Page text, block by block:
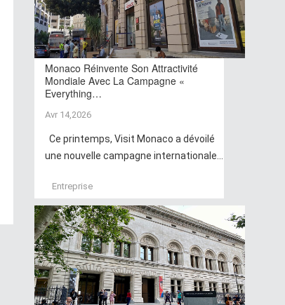
Monaco Réinvente Son Attractivité
Mondiale Avec La Campagne «
Everything…
Avr 14,2026
Ce printemps, Visit Monaco a dévoilé
une nouvelle campagne internationale...
Entreprise